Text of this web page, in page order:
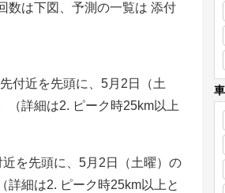
数は下図、予測の一覧は 添付
付近を先頭に、5月2日（土
（詳細は2. ピーク時25km以上
を先頭に、5月2日（土曜）の
詳細は2. ピーク時25km以上と